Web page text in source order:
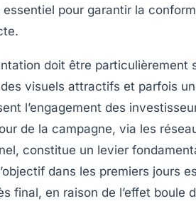
pour garantir la
doit être particulièrement
visuels attractifs et parfois
l’engagement des
de la campagne, via les
constitue un levier
dans les premiers jours
final, en raison de l’effet boule